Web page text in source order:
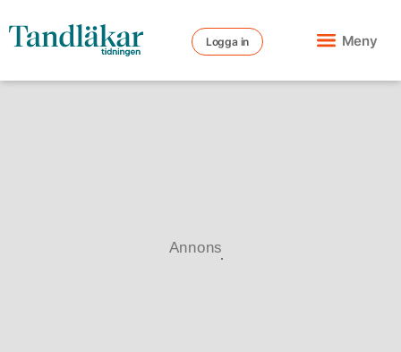
Logga in Meny
Annons